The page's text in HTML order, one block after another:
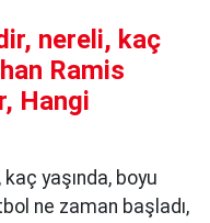
nereli, kaç
Ramis
Hangi
yaşında, boyu
ne zaman başladı,